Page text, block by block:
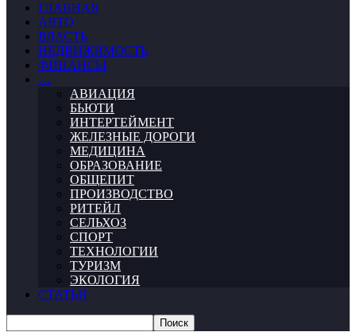
ГЛАВНАЯ
АВТО
ВЛАСТЬ
НЕДВИЖИМОСТЬ
ФИНАНСЫ
…
АВИАЦИЯ
БЬЮТИ
ИНТЕРТЕЙМЕНТ
ЖЕЛЕЗНЫЕ ДОРОГИ
МЕДИЦИНА
ОБРАЗОВАНИЕ
ОБЩЕПИТ
ПРОИЗВОДСТВО
РИТЕЙЛ
СЕЛЬХОЗ
СПОРТ
ТЕХНОЛОГИИ
ТУРИЗМ
ЭКОЛОГИЯ
СТАТЬИ